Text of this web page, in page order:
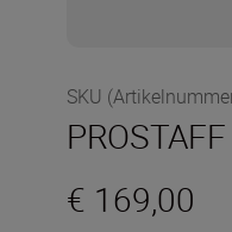
SKU
€ 169,00